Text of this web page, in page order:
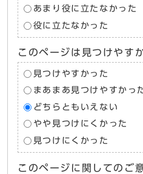
あまり役に立たなかった
役に立たなかった
このページは見つけやす
見つけやすかった
まあまあ見つけやすかっ
どちらともいえない
やや見つけにくかった
見つけにくかった
このページに関してのご